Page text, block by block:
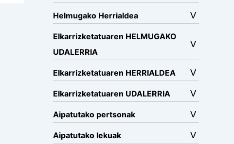
Helmugako Herrialdea
Elkarrizketatuaren HELMUGAKO
UDALERRIA
Elkarrizketatuaren HERRIALDEA
Elkarrizketatuaren UDALERRIA
Aipatutako pertsonak
Aipatutako lekuak